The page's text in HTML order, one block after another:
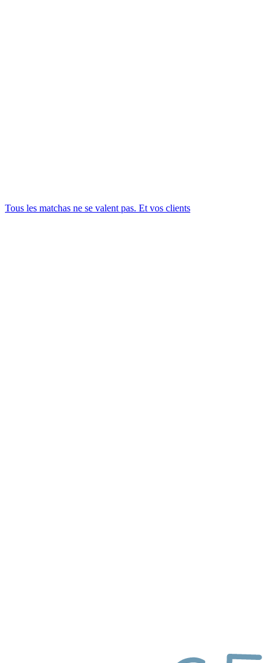
Tous les matchas ne se valent pas. Et vos clients